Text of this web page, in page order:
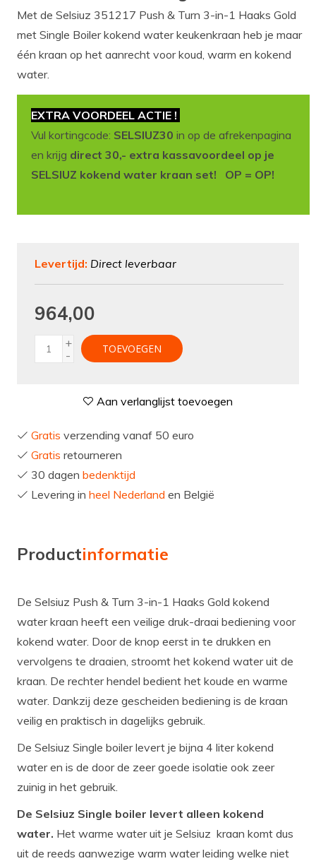
Met de Selsiuz 351217 Push & Turn 3-in-1 Haaks Gold
met Single Boiler kokend water keukenkraan heb je maar
één kraan op het aanrecht voor koud, warm en kokend
water.
EXTRA VOORDEEL ACTIE !
Vul kortingcode: SELSIUZ30 in op de afrekenpagina
en krijg direct 30,- extra kassavoordeel op je
SELSIUZ kokend water kraan set! OP = OP!
Levertijd: Direct leverbaar
964,00
+
-
TOEVOEGEN
Aan verlanglijst toevoegen
Gratis verzending vanaf 50 euro
Gratis retourneren
30 dagen bedenktijd
Levering in heel Nederland en België
Productinformatie
De Selsiuz Push & Turn 3-in-1 Haaks Gold kokend
water kraan heeft een veilige druk-draai bediening voor
kokend water. Door de knop eerst in te drukken en
vervolgens te draaien, stroomt het kokend water uit de
kraan. De rechter hendel bedient het koude en warme
water. Dankzij deze gescheiden bediening is de kraan
veilig en praktisch in dagelijks gebruik.
De Selsiuz Single boiler levert je bijna 4 liter kokend
water en is de door de zeer goede isolatie ook zeer
zuinig in het gebruik.
De Selsiuz Single boiler levert alleen kokend
water. Het warme water uit je Selsiuz kraan komt dus
uit de reeds aanwezige warm water leiding welke niet